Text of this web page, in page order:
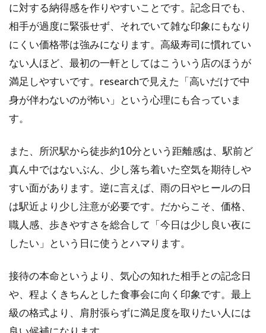
に対する納得感を作りやすいことです。記念日でも、
相手が過度に緊張せず、それでいて雑な印象にもなり
にくい価格帯は強みになります。高級寿司に慣れてい
ない人ほど、最初の一軒としてはこういう店のほうが
満足しやすいです。researchで見えた「高いだけで中
身が伴わないのが怖い」という心理にも合っていま
す。
また、所沢駅から徒歩約10分という距離感は、駅前ど
真ん中ではないぶん、少し落ち着いた空気を期待しや
すい面があります。逆に言えば、雨の日やヒールの日
は駅近より少し注意が必要です。だからこそ、価格、
職人感、歩きやすさを総合して「今日は少し良い夜に
したい」という日に使うとハマります。
接待の本命というより、気心の知れた相手との記念日
や、程よくきちんとした食事会に向く印象です。最上
級の格式より、肩肘張らずに満足度を取りたい人には